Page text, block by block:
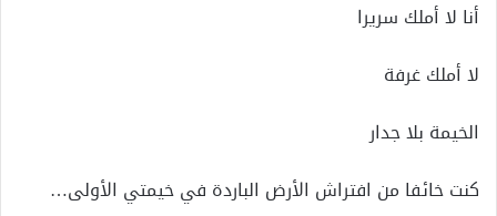
أنا لا أملك سريرا
لا أملك غرفة
الخيمة بلا جدار
كنت خائفا من افتراش الأرض الباردة في خيمتي الأولى…